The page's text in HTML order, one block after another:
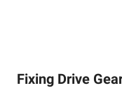
Fixing Drive